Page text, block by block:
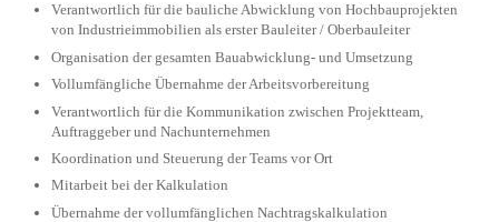
Verantwortlich für die bauliche Abwicklung von Hochbauprojekten
von Industrieimmobilien als erster Bauleiter / Oberbauleiter
Organisation der gesamten Bauabwicklung- und Umsetzung
Vollumfängliche Übernahme der Arbeitsvorbereitung
Verantwortlich für die Kommunikation zwischen Projektteam,
Auftraggeber und Nachunternehmen
Koordination und Steuerung der Teams vor Ort
Mitarbeit bei der Kalkulation
Übernahme der vollumfänglichen Nachtragskalkulation